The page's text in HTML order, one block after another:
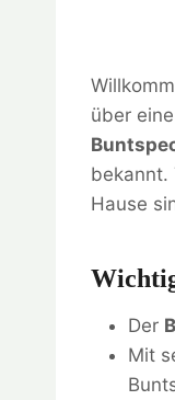
über
bekannt.
Hause
Der
Mit